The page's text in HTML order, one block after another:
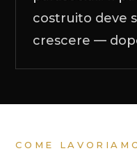
costruito deve
crescere —
COME